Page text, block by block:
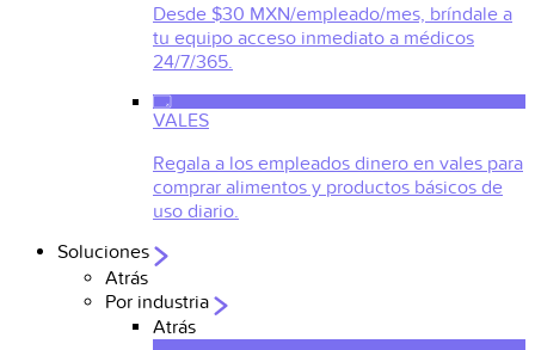
Desde $30 MXN/empleado/mes, bríndale a
tu equipo acceso inmediato a médicos
24/7/365.
VALES
Regala a los empleados dinero en vales para
comprar alimentos y productos básicos de
uso diario.
Soluciones
Atrás
Por industria
Atrás